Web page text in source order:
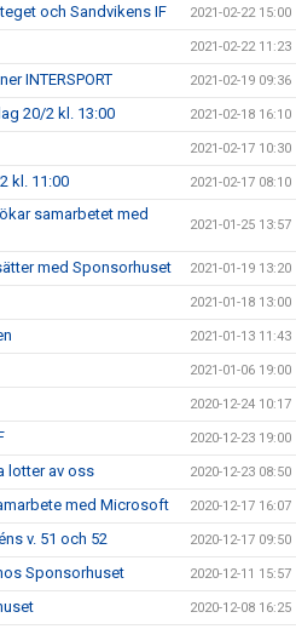
och Sandvikens IF 2021-02-22 15:00
2021-02-22 11:23
INTERSPORT 2021-02-19 09:36
20/2 kl. 13:00 2021-02-18 16:10
2021-02-17 10:30
kl. 11:00 2021-02-17 08:10
samarbetet med
2021-01-25 13:57
med Sponsorhuset 2021-01-19 13:20
2021-01-18 13:00
2021-01-13 11:43
2021-01-06 19:00
2020-12-24 10:17
2020-12-23 19:00
lotter av oss 2020-12-23 08:50
med Microsoft 2020-12-17 16:07
v. 51 och 52 2020-12-17 09:50
Sponsorhuset 2020-12-11 15:57
2020-12-08 16:25